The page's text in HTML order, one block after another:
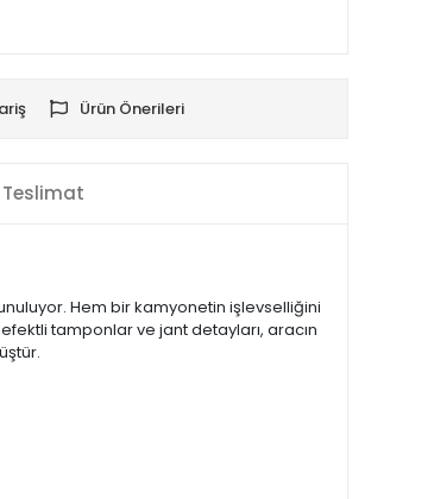
Ürün Önerileri
Hem bir kamyonetin işlevselliğini
tamponlar ve jant detayları, aracın